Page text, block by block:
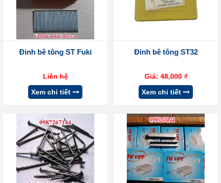
Đinh bê tông ST Fuki
Liên hệ
Xem chi tiết
Đinh bê tông ST32
Giá: 48,000 ₫
Xem chi tiết